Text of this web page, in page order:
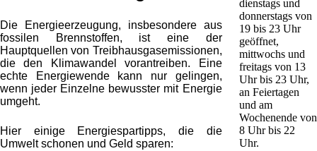
Die Energieerzeugung, insbesondere aus
fossilen Brennstoffen, ist eine der
Hauptquellen von Treibhausgasemissionen,
die den Klimawandel vorantreiben. Eine
echte Energiewende kann nur gelingen,
wenn jeder Einzelne bewusster mit Energie
umgeht.
Hier einige Energiespartipps, die die
Umwelt schonen und Geld sparen:
dienstags und
donnerstags von
19 bis 23 Uhr
geöffnet,
mittwochs und
freitags von 13
Uhr bis 23 Uhr,
an Feiertagen
und am
Wochenende von
8 Uhr bis 22
Uhr.